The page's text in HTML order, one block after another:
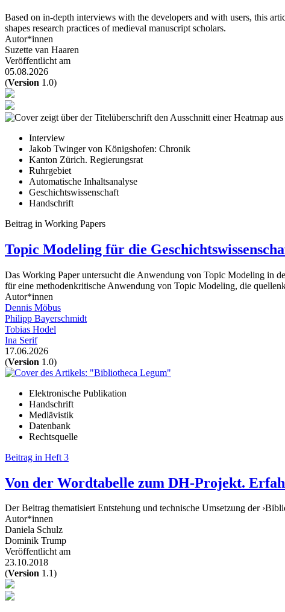
Based on in-depth interviews with the developers and with users, this
shapes research practices of medieval manuscript scholars.
Autor*innen
Suzette van Haaren
Veröffentlicht am
05.08.2026
(Version 1.0)
Interview
Jakob Twinger von Königshofen: Chronik
Kanton Zürich. Regierungsrat
Ruhrgebiet
Automatische Inhaltsanalyse
Geschichtswissenschaft
Handschrift
Beitrag in Working Papers
Topic Modeling für die
Das Working Paper untersucht die Anwendung von Topic Modeling in
für eine methodenkritische Anwendung von Topic Modeling, die
Autor*innen
Dennis Möbus
Philipp Bayerschmidt
Tobias Hodel
Ina Serif
17.06.2026
(Version 1.0)
Elektronische Publikation
Handschrift
Mediävistik
Datenbank
Rechtsquelle
Beitrag in Heft 3
Von der Wordtabelle zum DH-Projekt.
Der Beitrag thematisiert Entstehung und technische Umsetzung der
Autor*innen
Daniela Schulz
Dominik Trump
Veröffentlicht am
23.10.2018
(Version 1.1)